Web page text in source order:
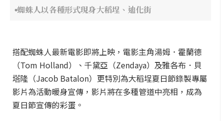
蜘蛛人以各種形式現身大稻埕、迪化街
搭配蜘蛛人最新電影即將上映，電影主角湯姆．霍蘭德
（Tom Holland）、千黛亞（Zendaya）及雅各布．貝
塔隆（Jacob Batalon）更特別為大稻埕夏日節錄製專屬
影片為活動暖身宣傳，影片將在多種管道中亮相，成為
夏日節宣傳的彩蛋。